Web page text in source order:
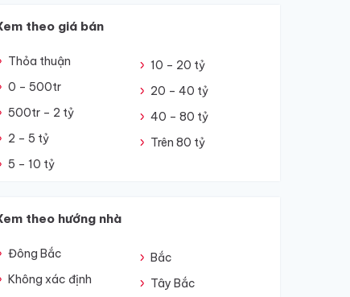
theo giá bán
Thỏa thuận
0 – 500tr
500tr – 2 tỷ
2 – 5 tỷ
5 – 10 tỷ
10 – 20 tỷ
20 – 40 tỷ
40 – 80 tỷ
Trên 80 tỷ
theo hướng nhà
Đông Bắc
Không xác định
Bắc
Tây Bắc